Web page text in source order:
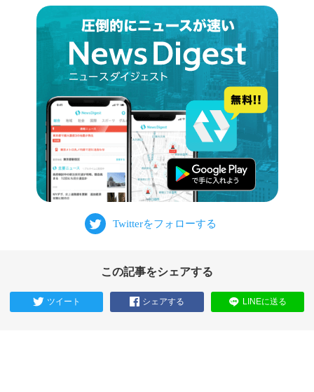
この記事をシェアする
ツイート シェアする LINEに送る